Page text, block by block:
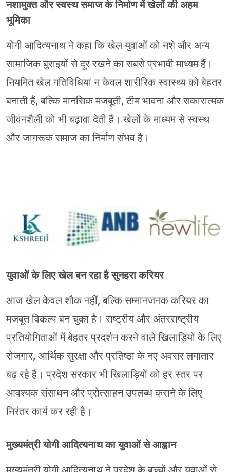
नशामुक्त और स्वस्थ समाज के निर्माण में खेलों की अहम
भूमिका
योगी आदित्यनाथ ने कहा कि खेल युवाओं को नशे और अन्य
सामाजिक बुराइयों से दूर रखने का सबसे प्रभावी माध्यम हैं।
नियमित खेल गतिविधियां न केवल शारीरिक स्वास्थ्य को बेहतर
बनाती हैं, बल्कि मानसिक मजबूती, टीम भावना और सकारात्मक
जीवनशैली को भी बढ़ावा देती हैं। खेलों के माध्यम से स्वस्थ
और जागरूक समाज का निर्माण संभव है।
युवाओं के लिए खेल बन रहा है सुनहरा करियर
आज खेल केवल शौक नहीं, बल्कि सम्मानजनक करियर का
मजबूत विकल्प बन चुका है। राष्ट्रीय और अंतरराष्ट्रीय
प्रतियोगिताओं में बेहतर प्रदर्शन करने वाले खिलाड़ियों के लिए
रोजगार, आर्थिक सुरक्षा और प्रतिष्ठा के नए अवसर लगातार
बढ़ रहे हैं। प्रदेश सरकार भी खिलाड़ियों को हर स्तर पर
आवश्यक संसाधन और प्रोत्साहन उपलब्ध कराने के लिए
निरंतर कार्य कर रही है।
मुख्यमंत्री योगी आदित्यनाथ का युवाओं से आह्वान